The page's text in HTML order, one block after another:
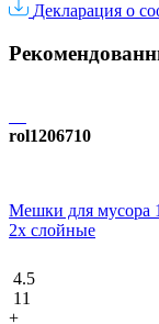
Декларация о
rol1206710
Мешки для мусора
2х слойные
4.5
11
+